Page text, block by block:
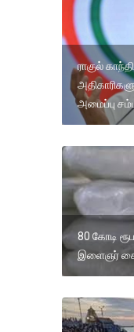
ராகுல்
அமைப்பு
80 கோடி
இளைஞர்